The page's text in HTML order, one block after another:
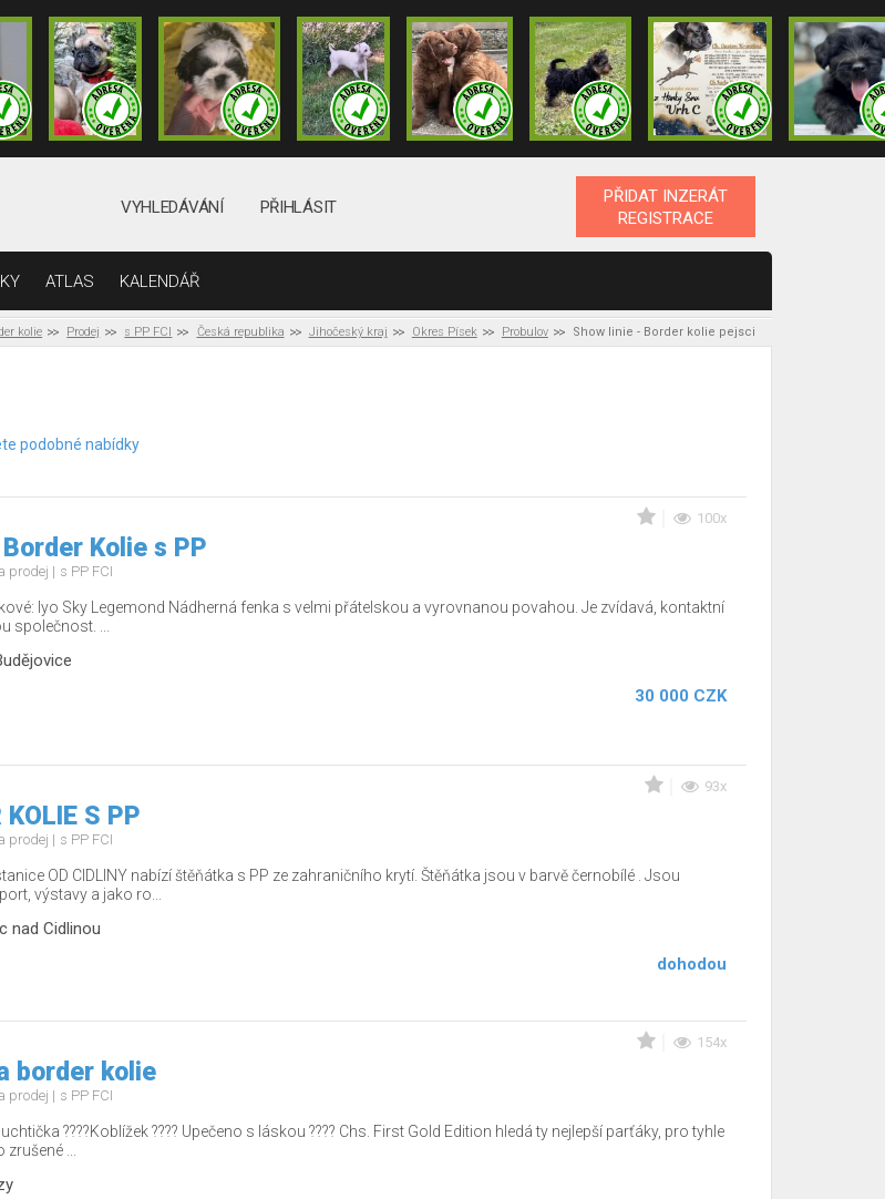
VYHLEDÁVÁNÍ PŘIHLÁSIT
PŘIDAT INZERÁT
REGISTRACE
ATLAS KALENDÁŘ
kolie Prodej s PP FCI Česká republika Jihočeský kraj Okres Písek Probulov Show linie - Border kolie pejsci
podobné nabídky
100x
Kolie s PP
prodej s PP FCI
Iyo Sky Legemond Nádherná fenka s velmi přátelskou a vyrovnanou povahou. Je zvídavá, kontaktní
společnost. ...
30 000 CZK
93x
KOLIE S PP
prodej s PP FCI
OD CIDLINY nabízí štěňátka s PP ze zahraničního krytí. Štěňátka jsou v barvě černobílé . Jsou
výstavy a jako ro...
nad Cidlinou
dohodou
154x
border kolie
prodej s PP FCI
????Koblížek ???? Upečeno s láskou ???? Chs. First Gold Edition hledá ty nejlepší parťáky, pro tyhle
zrušené ...